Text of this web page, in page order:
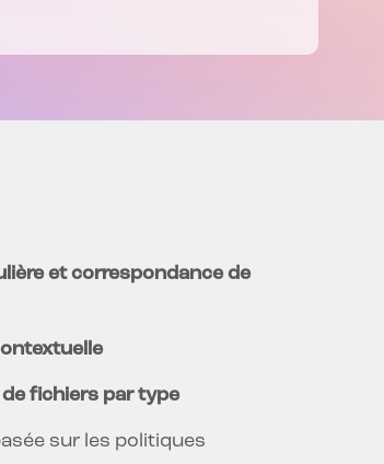
et correspondance de
fichiers par type
sur les politiques